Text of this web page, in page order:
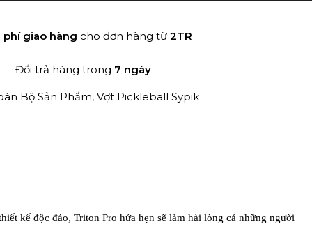
phí giao hàng cho đơn hàng từ 2TR
Đổi trả hàng trong 7 ngày
Bộ Sản Phẩm, Vợt Pickleball Sypik
kế độc đáo, Triton Pro hứa hẹn sẽ làm hài lòng cả những người